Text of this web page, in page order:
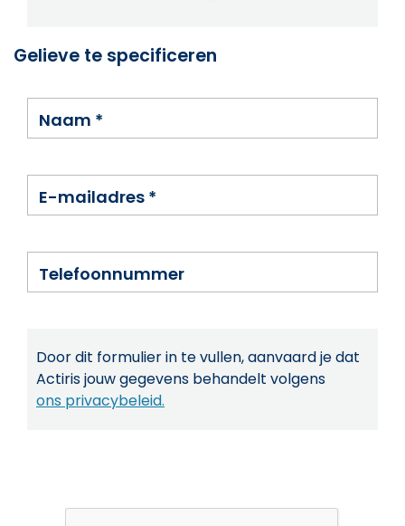
Gelieve te specificeren
Naam *
E-mailadres *
Telefoonnummer
Door dit formulier in te vullen, aanvaard je dat
Actiris jouw gegevens behandelt volgens
ons privacybeleid.